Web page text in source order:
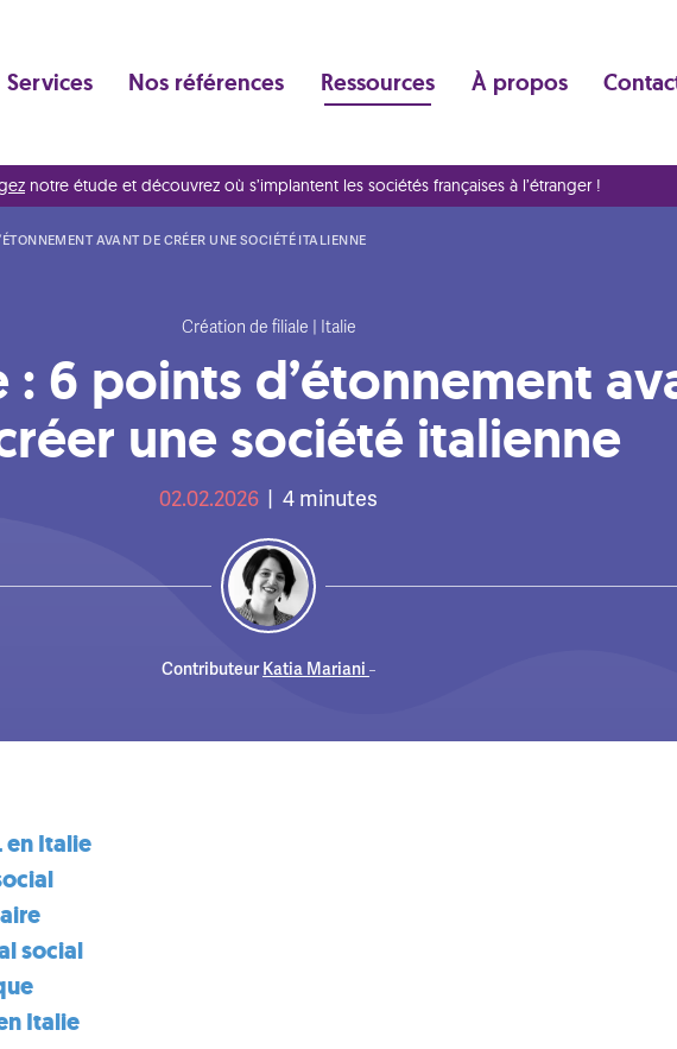
Services Nos références Ressources À propos
notre étude et découvrez où s’implantent les sociétés françaises à l’étranger !
AVANT DE CRÉER UNE SOCIÉTÉ ITALIENNE
Création de filiale | Italie
: 6 points d’étonnement
une société italienne
02.02.2026 | 4 minutes
Contributeur Katia Mariani
en Italie
social
Italie